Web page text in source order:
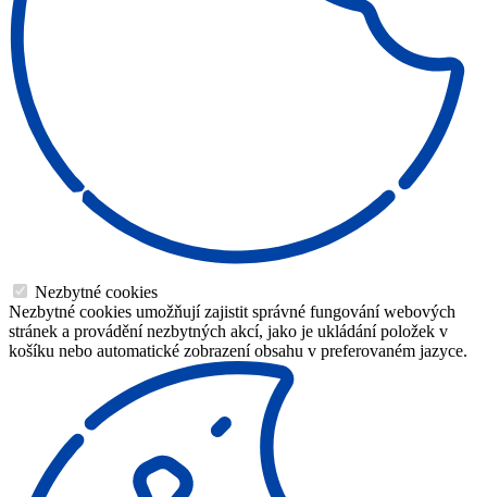
Nezbytné cookies
Nezbytné cookies umožňují zajistit správné fungování webových
stránek a provádění nezbytných akcí, jako je ukládání položek v
košíku nebo automatické zobrazení obsahu v preferovaném jazyce.